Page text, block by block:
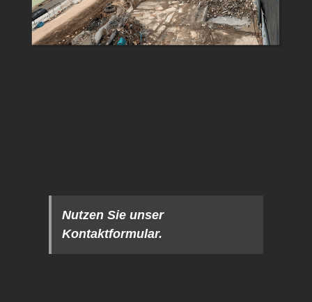
Nutzen Sie unser
Kontaktformular.